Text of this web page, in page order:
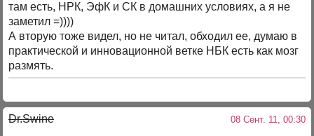
там есть, НРК, ЭфК и СК в домашних условиях, а я не
заметил =))))
А вторую тоже видел, но не читал, обходил ее, думаю в
практической и инновационной ветке НБК есть как мозг
размять.
Dr.Swine 08 Сент. 11, 00:30